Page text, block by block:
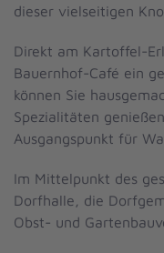
dieser vielseitigen
Direkt am Kartoffel-
Bauernhof-Café ein
können Sie
Spezialitäten
Ausgangspunkt für
Im Mittelpunkt des
Dorfhalle, die
Obst- und